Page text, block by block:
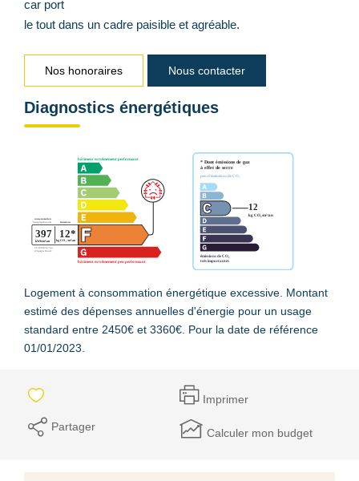
car port
le tout dans un cadre paisible et agréable.
Nos honoraires Nous contacter
Diagnostics énergétiques
Logement à consommation énergétique excessive. Montant
estimé des dépenses annuelles d'énergie pour un usage
standard entre 2450€ et 3360€. Pour la date de référence
01/01/2023.
Imprimer
Partager Calculer mon budget